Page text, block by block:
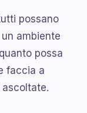
possano
ambiente
possa
faccia a